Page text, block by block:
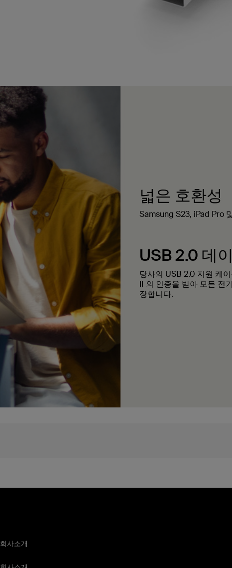
넓은 호환성
Samsung S23, iPad Pro
USB 2.0 데
당사의 USB 2.0 지원 케
IF의 인증을 받아 모든 전
장합니다.
회사소개